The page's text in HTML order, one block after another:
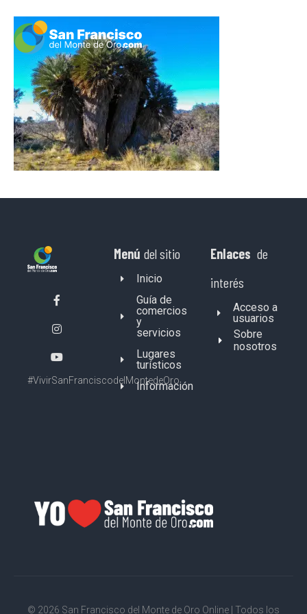
#VivirSanFranciscodelMontedeOro
Menú del sitio
Inicio
Guía de
comercios
y
servicios
Lugares
turísticos
Información
Enlaces de
interés
Acceso a
usuarios
Sobre
nosotros
© 2026 San Francisco del Monte de Oro Online | Todos los